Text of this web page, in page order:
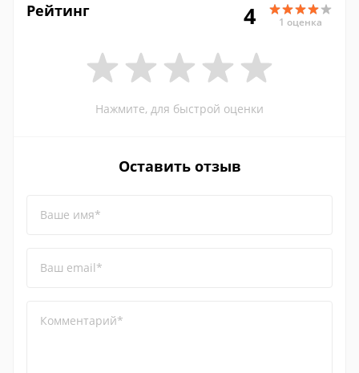
Рейтинг 4 1 оценка
Нажмите, для быстрой оценки
Оставить отзыв
Ваше имя*
Ваш email*
Комментарий*